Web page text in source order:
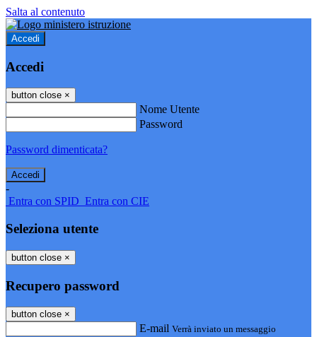
Salta al contenuto
Accedi
Accedi
button close ×
Nome Utente
Password
Password dimenticata?
-
Entra con SPID Entra con CIE
Seleziona utente
button close ×
Recupero password
button close ×
E-mail Verrà inviato un messaggio